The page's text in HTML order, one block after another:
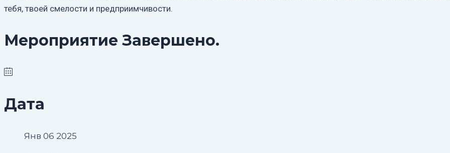
тебя, твоей смелости и предприимчивости.
Мероприятие Завершено.
Дата
Янв 06 2025